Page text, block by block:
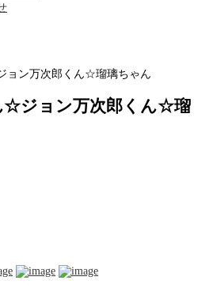
ョン万次郎くん☆瑠璃ちゃん
☆ジョン万次郎くん☆瑠